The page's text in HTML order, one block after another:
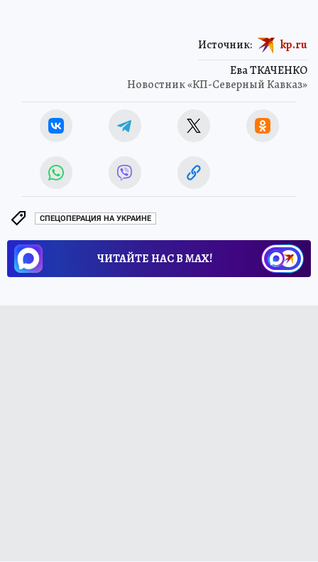
Ева ТКАЧЕНКО
Новостник «КП-Северный Кавказ»
Источник: kp.ru
СПЕЦОПЕРАЦИЯ НА УКРАИНЕ
ЧИТАЙТЕ НАС В МАХ!